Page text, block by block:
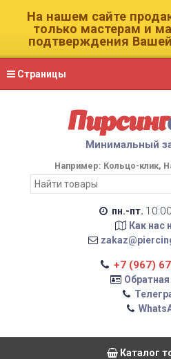
На нашем сайте
только мастерам и
подтверждения
Страницы
Пирсинг
Минимальный
Например: Кольцо-клик
пн.-пт.
Как нас
+7 (967)
Обратная
Каталог